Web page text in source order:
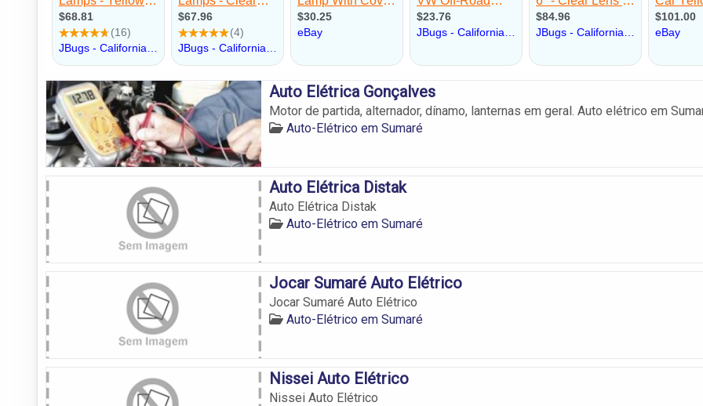
Auto Elétrica Gonçalves
Motor de partida, alternador, dínamo, lanternas em geral. Auto elétrico em
Auto-Elétrico em Sumaré
Auto Elétrica Distak
Auto Elétrica Distak
Auto-Elétrico em Sumaré
Jocar Sumaré Auto Elétrico
Jocar Sumaré Auto Elétrico
Auto-Elétrico em Sumaré
Nissei Auto Elétrico
Nissei Auto Elétrico